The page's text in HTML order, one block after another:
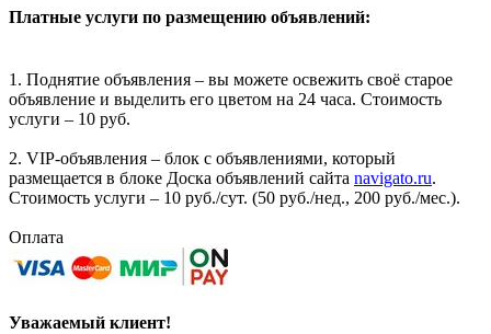
Платные услуги по размещению объявлений:
1. Поднятие объявления – вы можете освежить своё старое
объявление и выделить его цветом на 24 часа. Стоимость
услуги – 10 руб.
2. VIP-объявления – блок с объявлениями, который
размещается в блоке Доска объявлений сайта navigato.ru.
Стоимость услуги – 10 руб./сут. (50 руб./нед., 200 руб./мес.).
Оплата
Уважаемый клиент!